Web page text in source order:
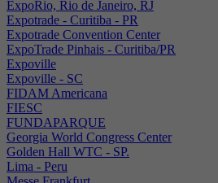
ExpoRio, Rio de Janeiro, RJ
Expotrade - Curitiba - PR
Expotrade Convention Center
ExpoTrade Pinhais - Curitiba/PR
Expoville
Expoville - SC
FIDAM Americana
FIESC
FUNDAPARQUE
Georgia World Congress Center
Golden Hall WTC - SP.
Lima - Peru